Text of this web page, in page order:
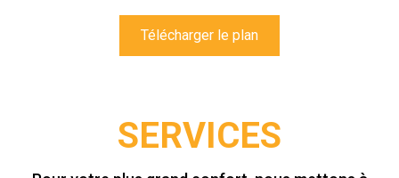
Télécharger le plan
SERVICES